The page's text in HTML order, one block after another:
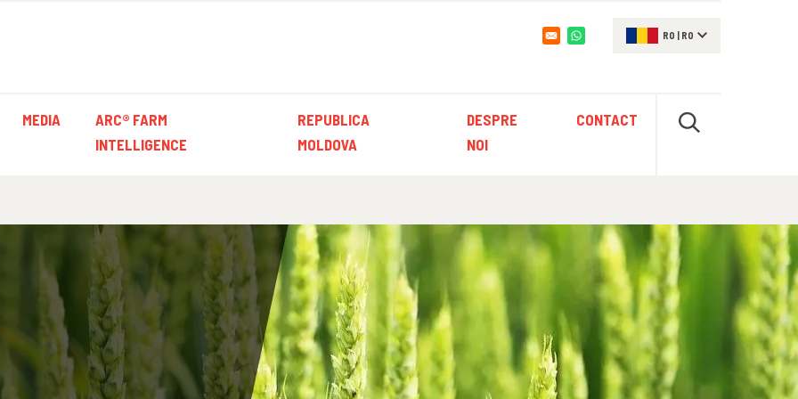
Opens in a new window
RO | RO
MEDIA
ARC® FARM
INTELLIGENCE
REPUBLICA
MOLDOVA
DESPRE
NOI
CONTACT